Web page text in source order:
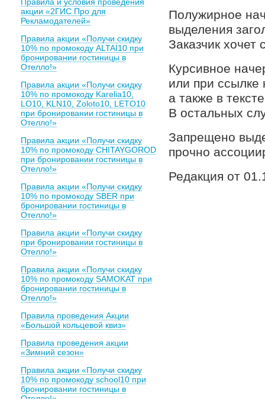
акции «2ГИС Про для
Рекламодателей»
Правила акции «Получи скидку
10% по промокоду ALTAI10 при
бронировании гостиницы в
Отелло!»
Правила акции «Получи скидку
10% по промокоду Karelia10,
LO10, KLN10, Zoloto10, LETO10
при бронировании гостиницы в
Отелло!»
Правила акции «Получи скидку
10% по промокоду CHITAYGOROD
при бронировании гостиницы в
Отелло!»
Правила акции «Получи скидку
10% по промокоду SBER при
бронировании гостиницы в
Отелло!»
Правила акции «Получи скидку
при бронировании гостиницы в
Отелло!»
Правила акции «Получи скидку
10% по промокоду SAMOKAT при
бронировании гостиницы в
Отелло!»
Правила проведения Акции
«Большой кольцевой квиз»
Правила проведения акции
«Зимний сезон»
Правила акции «Получи скидку
10% по промокоду school10 при
бронировании гостиницы в
Полужирное
выделения
Заказчик хочет
Курсивное
или при ссылке
а также в
В остальных
Запрещено
прочно
Редакция от